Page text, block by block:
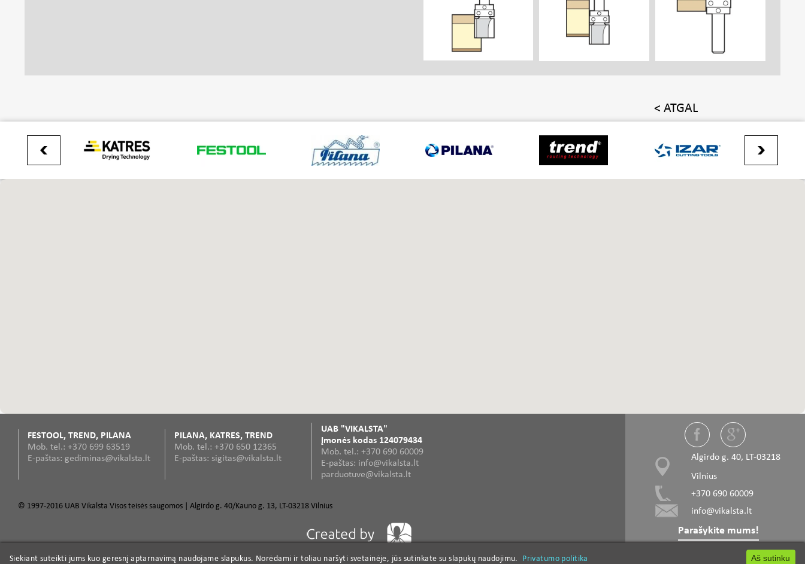
< ATGAL
Algirdo g. 40, LT-03218
Vilnius
+370 690 60009
info@vikalsta.lt
Parašykite mums!
FESTOOL, TREND, PILANA
Mob. tel.: +370 699 63519
E-paštas: gediminas@vikalsta.lt
PILANA, KATRES, TREND
Mob. tel.: +370 650 12365
E-paštas: sigitas@vikalsta.lt
UAB "VIKALSTA"
Įmonės kodas 124079434
Mob. tel.: +370 690 60009
E-paštas: info@vikalsta.lt
parduotuve@vikalsta.lt
© 1997-2016 UAB Vikalsta Visos teisės saugomos | Algirdo g. 40/Kauno g. 13, LT-03218 Vilnius
Šabloninės nulyginimo PROF TCT frezos Elektriniai įrankiai Profesionalūs įrankiai Profesionalūs elektriniai rankiniai įrankiai Diskiniai pjūklai Smulkintuvų peiliai Freza kotine
Grąžtai
Aš sutinku
Siekiant suteikti jums kuo geresnį aptarnavimą naudojame slapukus. Norėdami ir toliau naršyti svetainėje, jūs sutinkate su slapukų naudojimu. Privatumo politika Aš sutinku
Siekiant suteikti jums kuo geresnį aptarnavimą naudojame slapukus. Norėdami ir toliau naršyti svetainėje, jūs sutinkate su slapukų naudojimu. Privatumo politika